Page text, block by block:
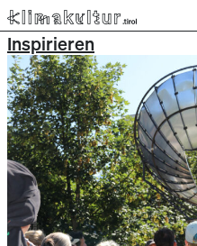
Inspirieren